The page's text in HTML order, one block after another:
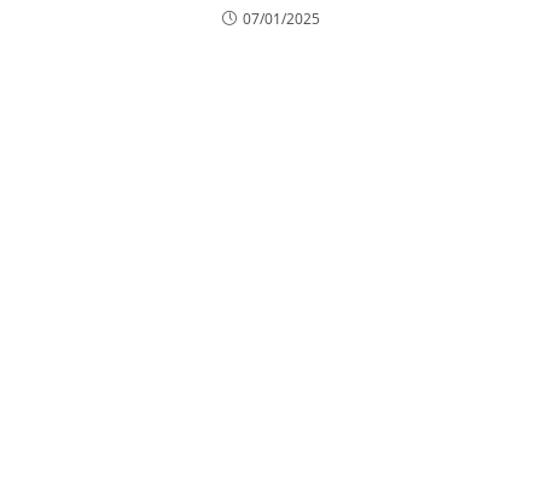
07/01/2025